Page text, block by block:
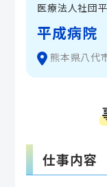
医療法人社団
平成病院
熊本県八代
仕事内容